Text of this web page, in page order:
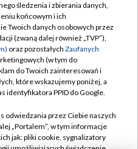
TVP
zgody
śledzenia i zbierania danych,
końcowym i ich
Twoich danych osobowych przez
(zwaną dalej również „TVP”),
oraz pozostałych Zaufanych
(w tym do
do Twoich zainteresowań i
które wskazujemy poniżej, a
identyfikatora PPID do Google.
odwiedzania przez Ciebie naszych
„Portalem”, w tym informacje
jak: pliki cookie, sygnalizatory